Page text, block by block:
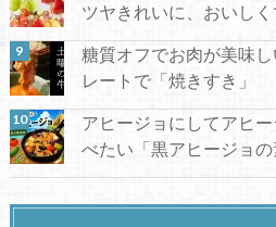
ツヤきれいに、おいしく
糖質オフでお肉が美味
レートで「焼きすき」
アヒージョにしてアヒ
べたい「黒アヒージョ